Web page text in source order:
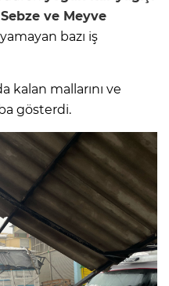
Sebze ve Meyve
bazı iş
kalan mallarını ve
gösterdi.